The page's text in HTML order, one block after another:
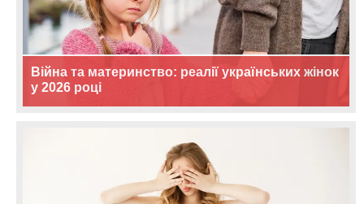
Війна та материнство: реалії українських жінок
у 2026 році